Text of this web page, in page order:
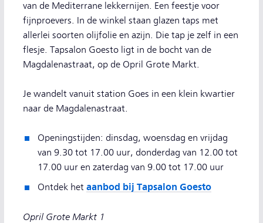
van de Mediterrane lekkernijen. Een feestje voor
fijnproevers. In de winkel staan glazen taps met
allerlei soorten olijfolie en azijn. Die tap je zelf in een
flesje. Tapsalon Goesto ligt in de bocht van de
Magdalenastraat, op de Opril Grote Markt.
Je wandelt vanuit station Goes in een klein kwartier
naar de Magdalenastraat.
Openingstijden: dinsdag, woensdag en vrijdag
van 9.30 tot 17.00 uur, donderdag van 12.00 tot
17.00 uur en zaterdag van 9.00 tot 17.00 uur
Ontdek het aanbod bij Tapsalon Goesto
Opril Grote Markt 1